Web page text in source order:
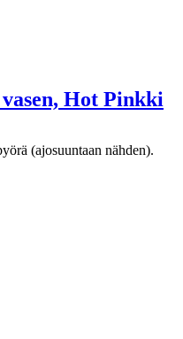
Hot Pinkki
(ajosuuntaan nähden).